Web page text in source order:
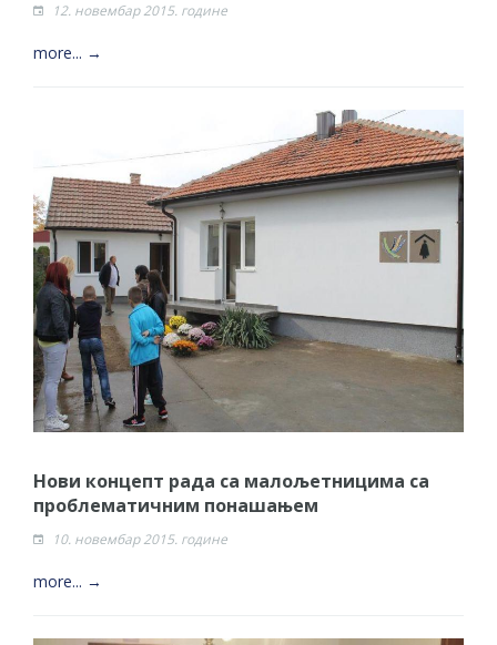
12. новембар 2015. године
more... →
Нoви концепт рада са малољетницима са
проблематичним понашањем
10. новембар 2015. године
more... →